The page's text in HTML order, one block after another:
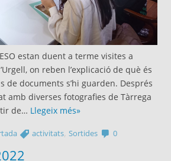
estan duent a terme visites a
on reben l’explicació de què és
de documents s’hi guarden. Després
amb diverses fotografies de Tàrrega
de… Llegeix més»
activitats ,Sortides 0